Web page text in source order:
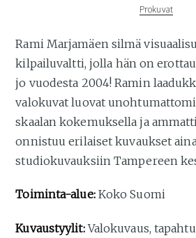
Prokuvat
Rami Marjamäen silmä
kilpailuvaltti, jolla hän on
jo vuodesta 2004! Ramin
valokuvat luovat
skaalan kokemuksella ja
onnistuu erilaiset kuvaukset
studiokuvauksiin Tampereen
Toiminta-alue: Koko Suomi
Kuvaustyylit:Valokuvaus,